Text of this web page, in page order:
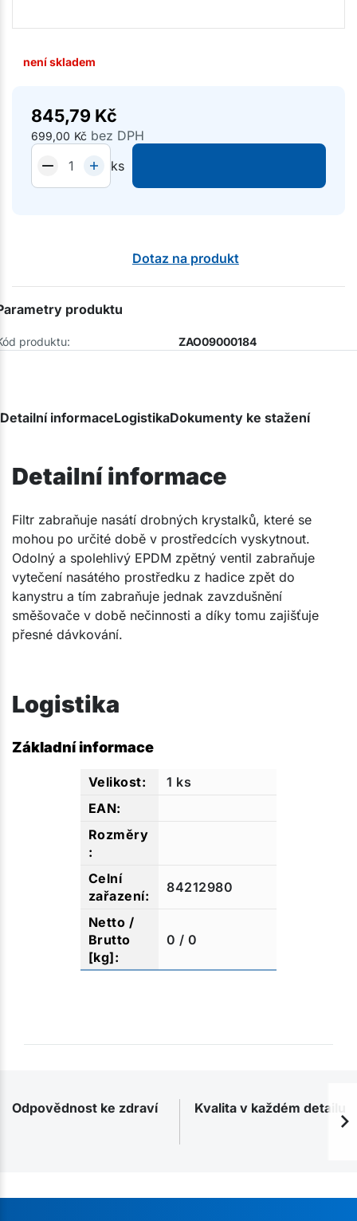
není skladem
845,79 Kč
699,00 Kč bez DPH
ks
Dotaz na produkt
produktu
produktu: ZAO09000184
Detailní informaceLogistikaDokumenty ke stažení
Detailní informace
​Filtr zabraňuje nasátí drobných krystalků, které se
mohou po určité době v prostředcích vyskytnout.
Odolný a spolehlivý EPDM zpětný ventil zabraňuje
vytečení nasátého prostředku z hadice zpět do
kanystru a tím zabraňuje jednak zavzdušnění
směšovače v době nečinnosti a díky tomu zajišťuje
přesné dávkování.​​
Logistika
Základní informace
1 ks
84212980
0 / 0
Odpovědnost ke zdraví Kvalita v každém detailu